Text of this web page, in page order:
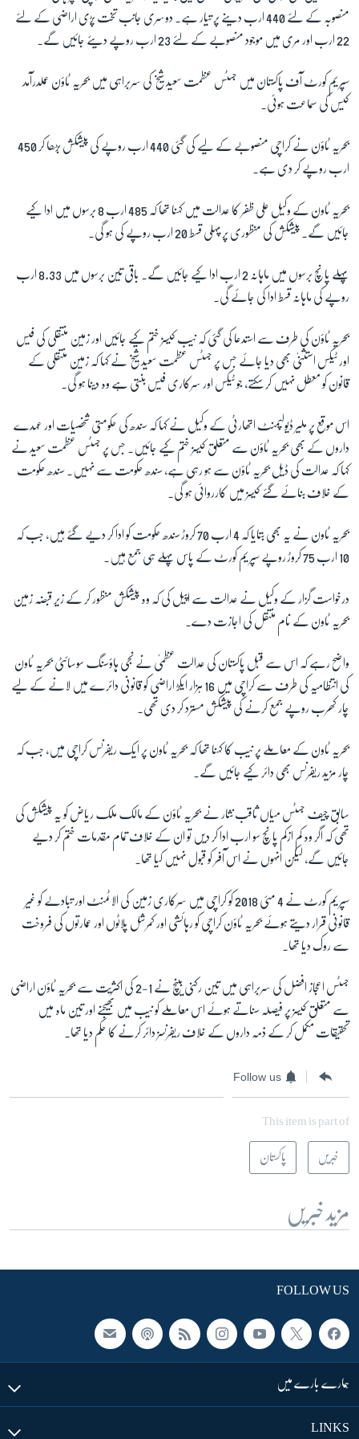
زبان
منصوبہ کے لئے 440 ارب دینے پر تیار ہے۔ دوسری جانب تخت پڑی اراضی کے لئے
22 ارب اور مری میں موجود منصوبے کے لئے 23 ارب روپے دیئے جائیں گے۔
سپریم کورٹ آف پاکستان میں جسٹس عظمت سعید شیخ کی سربراہی میں بحریہ ٹاؤن عملدرآمد
کیس کی سماعت ہوئی۔
بحریہ ٹاؤن نے کراچی منصوبے کے لیے کی گئی 440 ارب روپے کی پیشکش بڑھا کر 450
ارب روپے کر دی ہے۔
بحریہ ٹاون کے وکیل علی ظفر کا عدالت میں کہنا تھا کہ 485 ارب 8 برسوں میں ادا کیے
جائیں گے۔ پیشکش کی منظوری پر پہلی قسط 20 ارب روپے کی ہو گی۔
پہلے پانچ برسوں میں ماہانہ 2 ارب ادا کیے جائیں گے۔ باقی تین برسوں میں 8.33 ارب
روپے کی ماہانہ قسط ادا کی جائے گی۔
بحریہ ٹاؤن کی طرف سے استدعا کی گئی کہ نیب کیسز ختم کیے جائیں اور زمین منتقلی کی فیس
اور ٹیکس استثنیٰ بھی دیا جائے جس پر جسٹس عظمت سعید شیخ نے کہا کہ زمین منتقلی کے
قانون کو معطل نہیں کر سکتے، جو ٹیکس اور سرکاری فیس بنتی ہے وہ دینا ہو گی۔
اس موقع پر ملیر ڈیولپمنٹ اتھارٹی کے وکیل نے کہا کہ سندھ کی حکومتی شخصیات اور عہدے
داروں کے بھی بحریہ ٹاؤن سے متعلق کیسز ختم کیے جائیں۔ جس پر جسٹس عظمت سعید نے
کہا کہ عدالت کی ڈیل بحریہ ٹاؤن سے ہو رہی ہے، سندھ حکومت سے نہیں۔ سندھ حکومت
کے خلاف بنائے گئے کیسز میں کارروائی ہو گی۔
بحریہ ٹاون نے یہ بھی بتایا کہ 4 ارب 70 کروڑ سندھ حکومت کو ادا کر دیے گئے ہیں، جب کہ
10 ارب 75 کروڑ روپے سپریم کورٹ کے پاس پہلے ہی جمع ہیں۔
درخواست گزار کے وکیل نے عدالت سے اپیل کی کہ وہ پیشکش منظور کر کے زیر قبضہ زمین
بحریہ ٹاون کے نام منتقل کی اجازت دے۔
واضح رہے کہ اس سے قبل پاکستان کی عدالت عظمیٰ نے نجی ہاؤسنگ سوسائٹی بحریہ ٹاون
کی انتظامیہ کی طرف سے کراچی میں 16 ہزار ایکڑ اراضی کو قانونی دائرے میں لانے کے لیے
چار کھرب روپے جمع کرنے کی پیشکش مسترد کر دی تھی۔
بحریہ ٹاون کے معاملے پر نیب کا کہنا تھا کہ بحریہ ٹاون پر ایک ریفرنس کراچی میں، جب کہ
چار مزید ریفرنس بھی دائر کیے جائیں گے۔
سابق چیف جسٹس میاں ثاقب نثار نے بحریہ ٹاؤن کے مالک ملک ریاض کو یہ پیشکش کی
تھی کہ اگر وہ کم ازکم پانچ سو ارب ادا کر دیں تو ان کے خلاف تمام مقدمات ختم کر دیے
جائیں گے، لیکن انہوں نے اس آفر کو قبول نہیں کیا تھا۔
سپریم کورٹ نے 4 مئی 2018 کو کراچی میں سرکاری زمین کی الاٹمنٹ اور تبادلے کو غیر
قانونی قرار دیتے ہوئے بحریہ ٹاؤن کراچی کو رہائشی اور کمرشل پلاٹوں اور عمارتوں کی فروخت
سے روک دیا تھا۔
جسٹس اعجاز افضل کی سربراہی میں تین رکنی بینچ نے 1-2 کی اکثریت سے بحریہ ٹاؤن اراضی
سے متعلق کیسز پر فیصلہ سناتے ہوئے اس معاملے کو نیب میں بھیجنے اور تین ماہ میں
تحقیقات مکمل کر کے ذمہ داروں کے خلاف ریفرنسز دائر کرنے کا حکم دیا تھا۔
Follow us
This item is part of
خبریں پاکستان
مزید خبریں
FOLLOW US
ہمارے بارے میں
LINKS